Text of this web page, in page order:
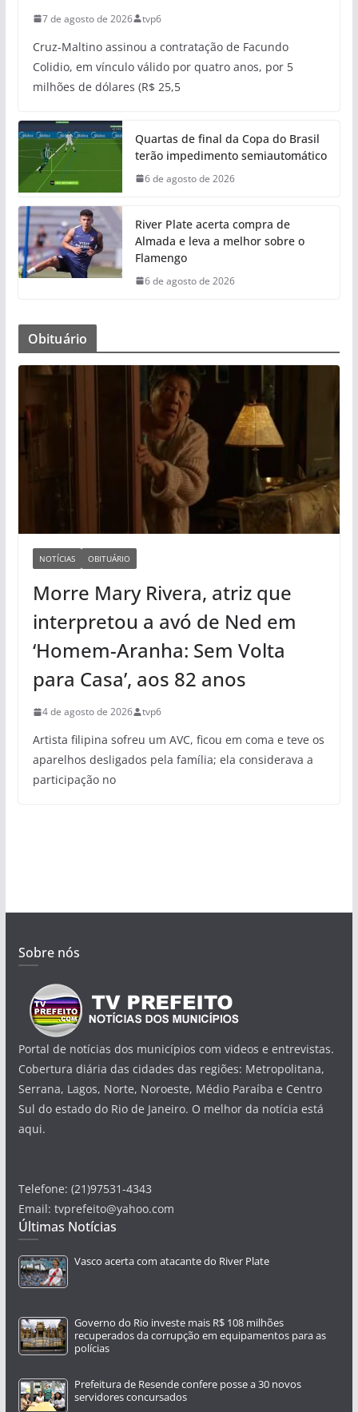
7 de agosto de 2026 tvp6
Cruz-Maltino assinou a contratação de Facundo
Colidio, em vínculo válido por quatro anos, por 5
milhões de dólares (R$ 25,5
Quartas de final da Copa do Brasil
terão impedimento semiautomático
6 de agosto de 2026
River Plate acerta compra de
Almada e leva a melhor sobre o
Flamengo
6 de agosto de 2026
Obituário
NOTÍCIAS OBITUÁRIO
Morre Mary Rivera, atriz que
interpretou a avó de Ned em
‘Homem-Aranha: Sem Volta
para Casa’, aos 82 anos
4 de agosto de 2026 tvp6
Artista filipina sofreu um AVC, ficou em coma e teve os
aparelhos desligados pela família; ela considerava a
participação no
Sobre nós
Portal de notícias dos municípios com videos e entrevistas.
Cobertura diária das cidades das regiões: Metropolitana,
Serrana, Lagos, Norte, Noroeste, Médio Paraíba e Centro
Sul do estado do Rio de Janeiro. O melhor da notícia está
aqui.
Telefone: (21)97531-4343
Email: tvprefeito@yahoo.com
Últimas Notícias
Vasco acerta com atacante do River Plate
Governo do Rio investe mais R$ 108 milhões
recuperados da corrupção em equipamentos para as
polícias
Prefeitura de Resende confere posse a 30 novos
servidores concursados